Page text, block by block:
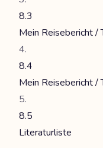
8.3
Mein Reisebericht /
8.4
Mein Reisebericht /
8.5
Literaturliste